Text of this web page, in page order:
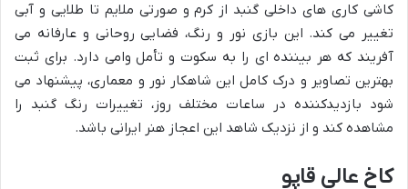
کاشی کاری های داخلی گنبد از کرم و صورتی ملایم تا طلایی و آبی
تغییر می کند. این بازی نور و رنگ، فضایی روحانی و عارفانه می
آفریند که هر بیننده ای را به سکوت و تأمل وامی دارد. برای ثبت
بهترین تصاویر و درک کامل این شاهکار نور و معماری، پیشنهاد می
شود بازدیدکننده در ساعات مختلف روز، تغییرات رنگ گنبد را
مشاهده کند و از نزدیک شاهد این اعجاز هنر ایرانی باشد.
کاخ عالی قاپو